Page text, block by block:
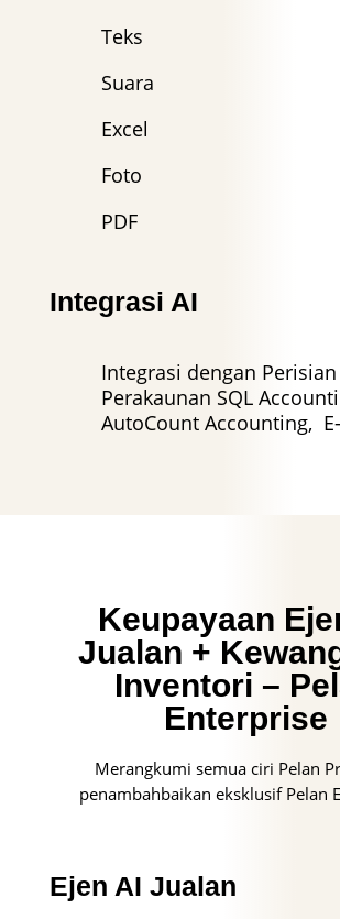
Teks
Suara
Excel
Foto
PDF
Integrasi AI
Integrasi dengan Perisian
Perakaunan SQL
AutoCount Accounting,
Keupayaan
Jualan +
Inventori –
Enterprise
Merangkumi semua ciri Pelan
penambahbaikan eksklusif Pelan
Ejen AI Jualan